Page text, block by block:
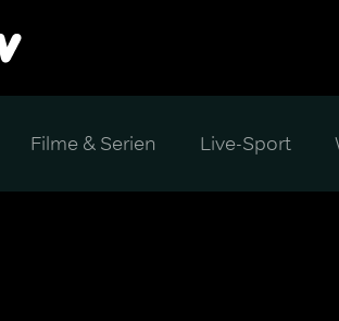
Filme & Serien Live-Sport